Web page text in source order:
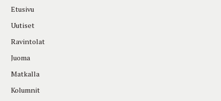
Etusivu
Uutiset
Ravintolat
Juoma
Matkalla
Kolumnit